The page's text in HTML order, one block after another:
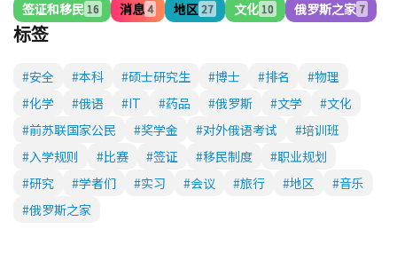
签证和移民 16 消息4 地区 27 文化 10 俄罗斯之家 7
标签
#安全 #本科 #硕士研究生 #博士 #排名
#物理
#化学
#俄语 #IT #药品 #俄罗斯 #文学
#文化
#前苏联国家公民
#奖学金 #对外俄语考试
#培训班
#入学规则
#比赛 #签证 #移民制度
#职业规划
#研究
#学者们 #实习 #会议 #旅行 #地区
#音乐
#俄罗斯之家